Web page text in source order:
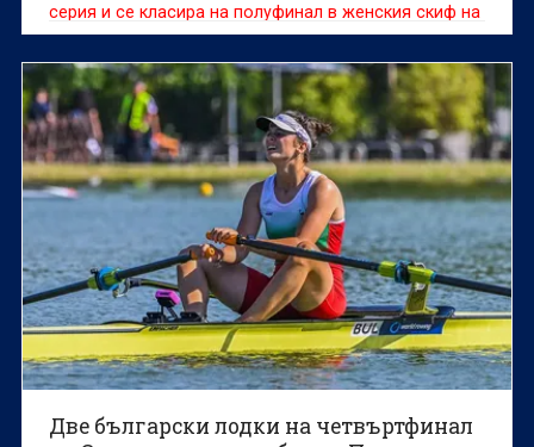
серия и се класира на полуфинал в женския скиф на
Световното първенство по гребане до 19 г. в
Пловдив.
Две български лодки на четвъртфинал